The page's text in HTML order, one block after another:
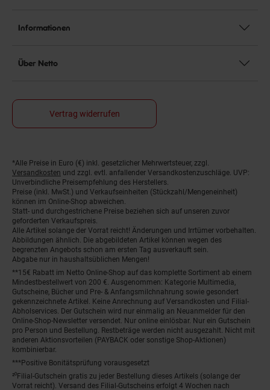
Informationen
Über Netto
Vertrag widerrufen
Fußnoten
*Alle Preise in Euro (€) inkl. gesetzlicher Mehrwertsteuer, zzgl.
Versandkosten und zzgl. evtl. anfallender Versandkostenzuschläge. UVP:
Unverbindliche Preisempfehlung des Herstellers.
Preise (inkl. MwSt.) und Verkaufseinheiten (Stückzahl/Mengeneinheit)
können im Online-Shop abweichen.
Statt- und durchgestrichene Preise beziehen sich auf unseren zuvor
geforderten Verkaufspreis.
Alle Artikel solange der Vorrat reicht! Änderungen und Irrtümer vorbehalten.
Abbildungen ähnlich. Die abgebildeten Artikel können wegen des
begrenzten Angebots schon am ersten Tag ausverkauft sein.
Abgabe nur in haushaltsüblichen Mengen!
**15€ Rabatt im Netto Online-Shop auf das komplette Sortiment ab einem
Mindestbestellwert von 200 €. Ausgenommen: Kategorie Multimedia,
Gutscheine, Bücher und Pre- & Anfangsmilchnahrung sowie gesondert
gekennzeichnete Artikel. Keine Anrechnung auf Versandkosten und Filial-
Abholservices. Der Gutschein wird nur einmalig an Neuanmelder für den
Online-Shop-Newsletter versendet. Nur online einlösbar. Nur ein Gutschein
pro Person und Bestellung. Restbeträge werden nicht ausgezahlt. Nicht mit
anderen Aktionsvorteilen (PAYBACK oder sonstige Shop-Aktionen)
kombinierbar.
***Positive Bonitätsprüfung vorausgesetzt
²⁰Filial-Gutschein gratis zu jeder Bestellung dieses Artikels (solange der
Vorrat reicht). Versand des Filial-Gutscheins erfolgt 4 Wochen nach